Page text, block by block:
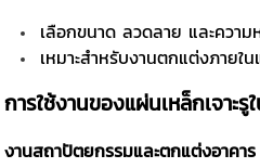
เลือกขนาด ลวดลาย และความ
เหมาะสำหรับงานตกแต่งภายใ
การใช้งานของแผ่นเหล็กเจาะ
งานสถาปัตยกรรมและตกแต่งอาคาร